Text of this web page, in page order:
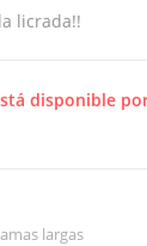
licrada!!
disponible
largas